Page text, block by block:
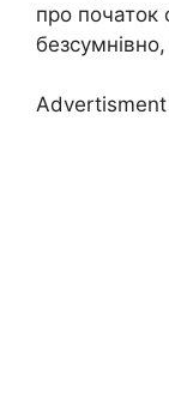
про початок
Advertisment